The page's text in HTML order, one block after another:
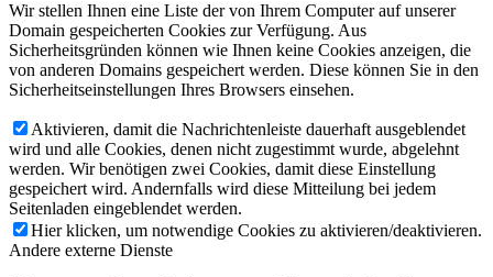
Wir stellen Ihnen eine Liste der von Ihrem Computer auf unserer
Domain gespeicherten Cookies zur Verfügung. Aus
Sicherheitsgründen können wie Ihnen keine Cookies anzeigen, die
von anderen Domains gespeichert werden. Diese können Sie in den
Sicherheitseinstellungen Ihres Browsers einsehen.
Aktivieren, damit die Nachrichtenleiste dauerhaft ausgeblendet
wird und alle Cookies, denen nicht zugestimmt wurde, abgelehnt
werden. Wir benötigen zwei Cookies, damit diese Einstellung
gespeichert wird. Andernfalls wird diese Mitteilung bei jedem
Seitenladen eingeblendet werden.
Hier klicken, um notwendige Cookies zu aktivieren/deaktivieren.
Andere externe Dienste